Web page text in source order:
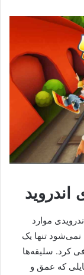
موارد
تنها یک
کرد. سلیقه‌ها
که عمق و